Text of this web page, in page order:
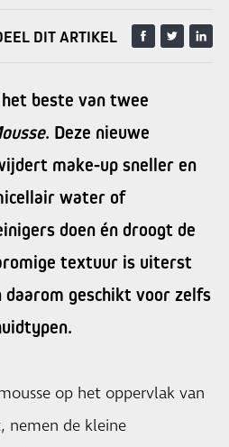
DIT ARTIKEL
beste van twee
. Deze nieuwe
make-up sneller en
water of
doen én droogt de
textuur is uiterst
daarom geschikt voor zelfs
op het oppervlak van
nemen de kleine